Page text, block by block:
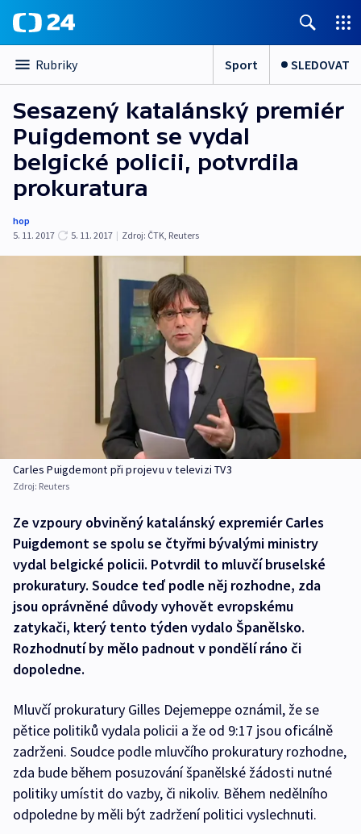
Rubriky Sport SLEDOVAT
Sesazený katalánský premiér
Puigdemont se vydal
belgické policii, potvrdila
prokuratura
hop
5. 11. 2017
5. 11. 2017 | Zdroj: ČTK, Reuters
Carles Puigdemont při projevu v televizi TV3
Zdroj: Reuters
Ze vzpoury obviněný katalánský expremiér Carles
Puigdemont se spolu se čtyřmi bývalými ministry
vydal belgické policii. Potvrdil to mluvčí bruselské
prokuratury. Soudce teď podle něj rozhodne, zda
jsou oprávněné důvody vyhovět evropskému
zatykači, který tento týden vydalo Španělsko.
Rozhodnutí by mělo padnout v pondělí ráno či
dopoledne.
Mluvčí prokuratury Gilles Dejemeppe oznámil, že se
pětice politiků vydala policii a že od 9:17 jsou oficálně
zadrženi. Soudce podle mluvčího prokuratury rozhodne,
zda bude během posuzování španělské žádosti nutné
politiky umístit do vazby, či nikoliv. Během nedělního
odpoledne by měli být zadržení politici vyslechnuti.